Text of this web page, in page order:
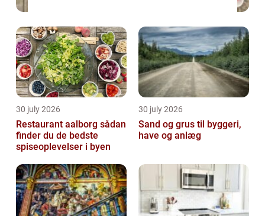
30 july 2026
Restaurant aalborg sådan
finder du de bedste
spiseoplevelser i byen
30 july 2026
Sand og grus til byggeri,
have og anlæg